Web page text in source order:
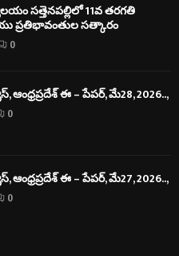
సత్తెనపల్లిలో 11వ తరగతి
ప్రతిభావంతుల సత్కారం
0
ఆంధ్రప్రదేశ్ ఈ – పేపర్, మే28, 2026..,
0
ఆంధ్రప్రదేశ్ ఈ – పేపర్, మే27, 2026..,
0